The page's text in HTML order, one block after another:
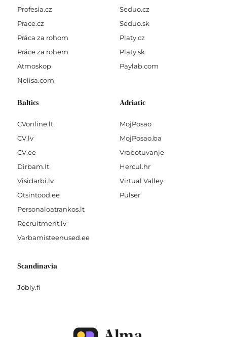
Profesia.cz
Prace.cz
Práca za rohom
Práce za rohem
Atmoskop
Nelisa.com
Seduo.cz
Seduo.sk
Platy.cz
Platy.sk
Paylab.com
Baltics
CVonline.lt
CV.lv
CV.ee
Dirbam.It
Visidarbi.lv
Otsintood.ee
Personaloatrankos.lt
Recruitment.lv
Varbamisteenused.ee
Adriatic
MojPosao
MojPosao.ba
Vrabotuvanje
Hercul.hr
Virtual Valley
Pulser
Scandinavia
Jobly.fi